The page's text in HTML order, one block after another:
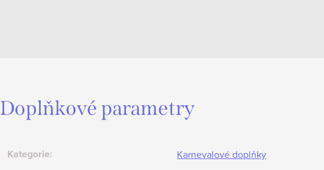
Doplňkové parametry
Kategorie: Karnevalové doplňky